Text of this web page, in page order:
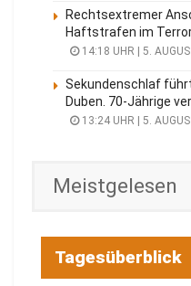
Rechtsextremer
Haftstrafen im
14:18 UHR | 5.
Sekundenschlaf
Duben. 70-Jährige
13:24 UHR | 5.
Meistgelesen
Tagesüberblick